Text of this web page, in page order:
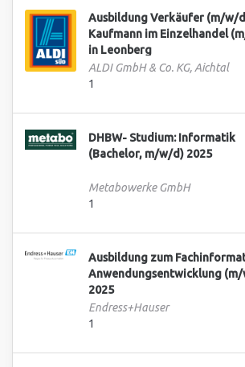
Ausbildung Verkäufer (m/w/
Kaufmann im Einzelhandel
in Leonberg
ALDI GmbH & Co. KG, Aichtal
1
DHBW- Studium: Informatik
(Bachelor, m/w/d) 2025
Metabowerke GmbH
1
Ausbildung zum
Anwendungsentwicklung
2025
Endress+Hauser
1